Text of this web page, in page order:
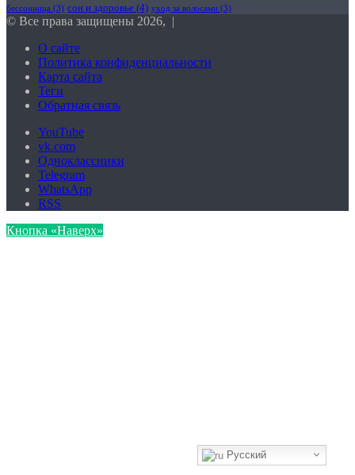
бессонница (3) сон и здоровье (4) уход за волосами (3)
© Все права защищены 2026, |
О сайте
Политика конфиденциальности
Карта сайта
Теги
Обратная связь
YouTube
vk.com
Одноклассники
Telegram
WhatsApp
RSS
Кнопка «Наверх»
Русский